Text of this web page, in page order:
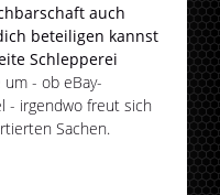
auch
beteiligen kannst
Schlepperei
- ob eBay-
- irgendwo freut sich
Sachen.